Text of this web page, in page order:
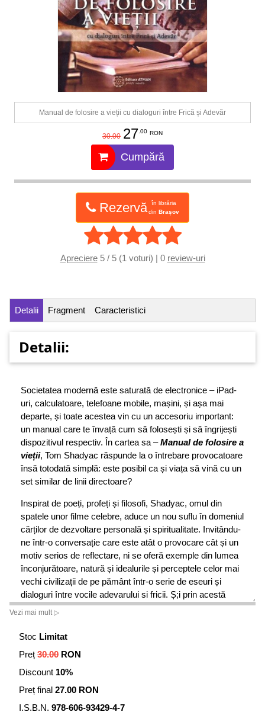
Manual de folosire a vieții cu dialoguri între Frică și Adevăr
30.00 27.00 RON
Cumpără
Rezervă
în librăria
din Brașov
Apreciere5 / 5 (1 voturi) | 0 review-uri
Detalii Fragment Caracteristici
Detalii:
Societatea modernă este saturată de electronice – iPad-
uri, calculatoare, telefoane mobile, mașini, și așa mai
departe, și toate acestea vin cu un accesoriu important:
un manual care te învață cum să folosești și să îngrijești
dispozitivul respectiv. În cartea sa –Manual de folosire a
vieții, Tom Shadyac răspunde la o întrebare provocatoare
însă totodată simplă: este posibil ca și viața să vină cu un
set similar de linii directoare?
Inspirat de poeți, profeți și filosofi, Shadyac, omul din
spatele unor filme celebre, aduce un nou suflu în domeniul
cărților de dezvoltare personală și spiritualitate. Invitându-
ne într-o conversație care este atât o provocare cât și un
motiv serios de reflectare, ni se oferă exemple din lumea
înconjurătoare, natură și idealurile și perceptele celor mai
vechi civilizații de pe pământ într-o serie de eseuri și
dialoguri între vocile adevarului si fricii. Ș;i prin acestă
analiză, ni se deschid ochii la un principiu de bază care ar
principiu este, în esență, manualul nostru de operare... și
Întrebarea la care el își propune să răspundă este: avem
pășim în afara modului în care funcționează? Avem oare
curajul de a schimba și a renunța la ideile care au dus la
Vezi mai mult ▷
Stoc Limitat
Preț 30.00 RON
Discount 10%
Preț final 27.00 RON
I.S.B.N. 978-606-93429-4-7